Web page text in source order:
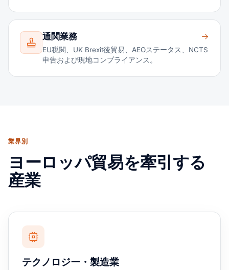
通関業務
EU税関、UK Brexit後貿易、AEOステータス、NCTS
申告および現地コンプライアンス。
業界別
ヨーロッパ貿易を牽引する
産業
テクノロジー・製造業